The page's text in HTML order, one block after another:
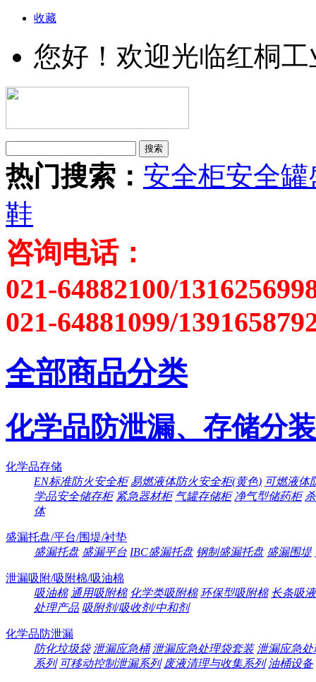
收藏
您好！欢迎光临红桐
热门搜索： 安全柜安全罐
鞋
咨询电话：
021-64882100/
021-64881099/
全部商品分类
化学品防泄漏、存储分装
化学品存储
EN标准防火安全柜 易燃液体防火安全柜(黄色) 可燃液体
学品安全储存柜 紧急器材柜 气罐存储柜 净气型储药柜
体
盛漏托盘/平台/围堤/衬垫
盛漏托盘 盛漏平台 IBC盛漏托盘 钢制盛漏托盘 盛漏围堤
泄漏吸附/吸附棉/吸油棉
吸油棉 通用吸附棉 化学类吸附棉 环保型吸附棉 长条吸
处理产品 吸附剂/吸收剂/中和剂
化学品防泄漏
防化垃圾袋 泄漏应急桶 泄漏应急处理袋套装 泄漏应急
系列 可移动控制泄漏系列 废液清理与收集系列 油桶设备